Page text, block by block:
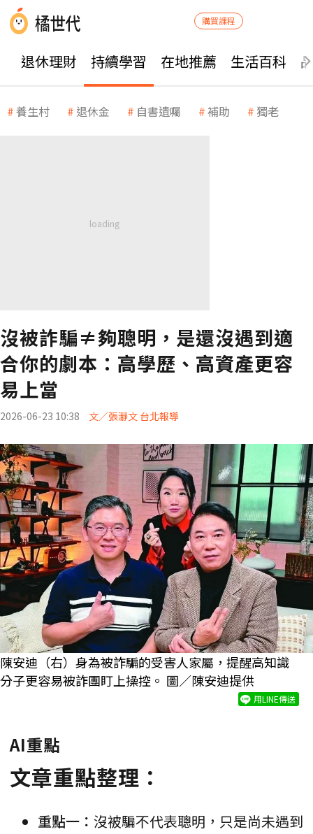
購買課程
退休理財 持續學習 在地推薦 生活百科
養生村 退休金 自書遺囑 補助 獨老
沒被詐騙≠夠聰明，是還沒遇到適
合你的劇本：高學歷、高資產更容
易上當
2026-06-23 10:38 文／張瀞文 台北報導
陳安迪（右）身為被詐騙的受害人家屬，提醒高知識
分子更容易被詐團盯上操控。 圖／陳安迪提供
用LINE傳送
AI重點
文章重點整理：
重點一： 沒被騙不代表聰明，只是尚未遇到